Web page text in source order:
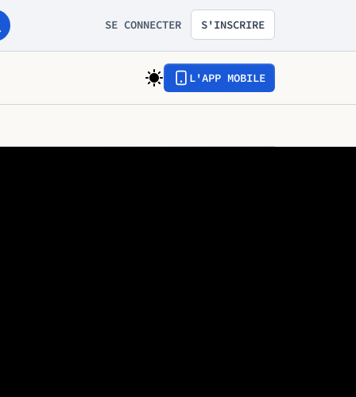
SE CONNECTER S'INSCRIRE
L'APP MOBILE